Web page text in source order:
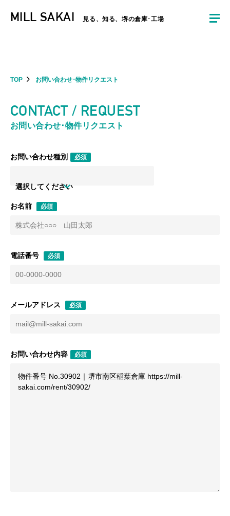
だきます。ご不便をおかけしますがよろしくお願いします。
MILL SAKAI 見る、知る、堺の倉庫･工場
TOP お問い合わせ･物件リクエスト
CONTACT / REQUEST
お問い合わせ･物件リクエスト
お問い合わせ種別 必須
選択してください
お名前 必須
電話番号 必須
メールアドレス 必須
お問い合わせ内容 必須